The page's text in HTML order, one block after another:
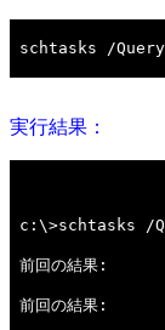
実行結果：